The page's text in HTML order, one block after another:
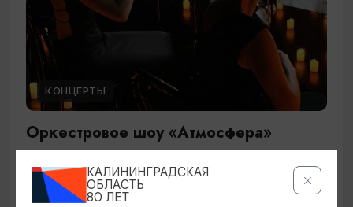
КОНЦЕРТЫ
Оркестровое шоу «Атмосфера»
29.09.2026 19:00
Калининград, Дворец культуры железнодорожников
КАЛИНИНГРАДСКАЯ
ОБЛАСТЬ
80 ЛЕТ